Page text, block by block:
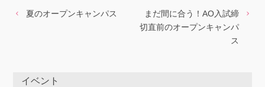
夏のオープンキャンパス
まだ間に合う！AO入試締
切直前のオープンキャンパ
ス
イベント